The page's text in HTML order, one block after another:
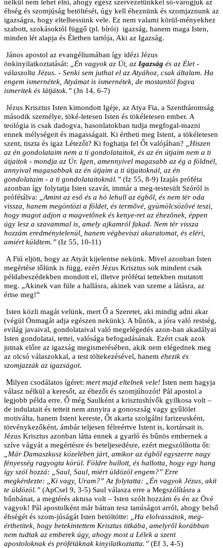
éhség és szomjúság betöltését, úgy kell éheznünk és szomjaznunk az
igazságra, hogy eltelhessünk vele. Ez nem valami körül-ményekhez
szabott, szokásoktól függő (pl. bírói) igazság, hanem maga Isten,
minden lét alapja és Életben tartója, Aki az Igazság.
János apostol az evangéliumában így idézi Jézus
önkinyilatkoztatását:
„Én vagyok az Út, az Igazság és az Élet -
válaszolta Jézus. - Senki sem juthat el az Atyához, csak általam. Ha
engem ismernétek, Atyámat is ismernétek, de mostantól fogva
ismeritek és látjátok.” (Jn 14, 6-7)
Jézus Krisztus Isten kimondott Igéje, az Atya Fia, a Szentháromság
második személye, töké-letesen Isten és tökéletesen ember. A
teológia is csak dadogva, hasonlatokban tudja megfogal-mazni
ennek mélységeit és magasságait. Ki értheti meg Istent, a tökéletesen
szent, tiszta és igaz Létezőt? Ki foghatja fel Őt valójában?
„Hiszen
az én gondolataim nem a ti gondolataitok, és az én útjaim nem a ti
útjaitok - mondja az Úr. Igen, amennyivel magasabb az ég a földnél,
annyival magasabbak az én útjaim a ti útjaitoknál, az én
gondolataim - a ti gondolataitoknál.” (Iz 55, 8-9) Izajás próféta
azonban így folytatja Isten szavát, immár a meg-testesült Szóról is
prófétálva:
„Amint az eső és a hó lehull az égből, és nem tér oda
vissza, hanem megöntözi a földet, és termővé, gyümölcsözővé teszi,
hogy magot adjon a magvetőnek és kenye-ret az éhezőnek, éppen
úgy lesz a szavammal is, amely ajkamról fakad. Nem tér vissza
hozzám eredménytelenül, hanem végbeviszi akaratomat, és eléri,
amiért küldtem.” (Iz 55, 10-11)
A Fiú eljött, hogy az Atyát kijelentse nekünk. Mivel azonban Isten
megértése tőlünk is függ, ezért Jézus Krisztus sok mindent csak
példabeszédekben mondott el, illetve prófétai tettekben mutatott
meg. „Akinek van füle a hallásra, akinek van szeme a látásra, az
értse meg!”
Isten közli magát velünk, mert Ő a Szeretet, aki mindig adni akar
(végül Önmagát adja egészen nekünk). A bűnök, a jóra való restség,
evilág javaival, gondolataival való megelégedés azon-ban akadályai
Isten gondolatai, tettei, valósága befogadásának. Ezért csak azok
jutnak előre az igazság megismerésében, akik nem elégednek meg
az olcsó válaszokkal, a test töltekezésével, hanem éhezik és
szomjazzák az igazságot.
Milyen csodálatos ígéret: mert majd eltelnek vele! Isten nem hagyja
válasz nélkül a keresőt, az éhezőt és szomjúhozót! Pál apostol a
legjobb példa erre. Ő még Saulként a krisztushívők gyilkosa volt –
de indulatait és tetteit nem annyira a gonoszság vagy gyűlölet
motiválta, hanem Istent kereste, Őt akarta szolgálni farizeusként,
törvénykezőként, ámbár teljesen félreértve Istent is, kortársait is.
Jézus Krisztus azonban látta ennek a gyarló és bűnös embernek a
szíve vágyát a megértésre és beteljesedésre, ezért megszólította őt:
„Már Damaszkusz közelében járt, amikor az égből egyszerre nagy
fényesség ragyogta körül. Földre hullott, és hallotta, hogy egy hang
így szól hozzá: „Saul, Saul, miért üldözöl engem?” Erre
megkérdezte: „Ki vagy, Uram?” Az folytatta: „Én vagyok Jézus, akit
te üldözöl.” (ApCsel 9, 3-5) Saul válasza erre a Megszólításra a
bűnbánat, a megtérés aktusa volt – Isten szólt hozzám és én az Övé
vagyok! Pál apostolként már bátran tesz tanúságot arról, ahogy belső
éhségét és szom-júságát Isten betöltötte:
„Ha elolvassátok, meg-
érthetitek, hogy betekintettem Krisztus titkába, amelyről korábban
nem tudtak az emberek úgy, ahogy most a Lélek a szent
apostoloknak és prófétáknak kinyilatkoztatta.” (Ef 3, 4-5)